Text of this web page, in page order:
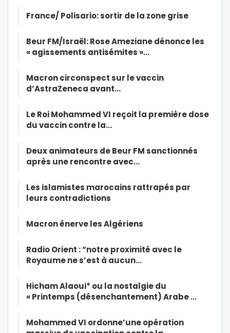
France/ Polisario: sortir de la zone grise
Beur FM/Israël: Rose Ameziane dénonce les
« agissements antisémites »…
Macron circonspect sur le vaccin
d’AstraZeneca avant…
Le Roi Mohammed VI reçoit la première dose
du vaccin contre la…
Deux animateurs de Beur FM sanctionnés
après une rencontre avec…
Les islamistes marocains rattrapés par
leurs contradictions
Macron énerve les Algériens
Radio Orient : “notre proximité avec le
Royaume ne s’est à aucun…
Hicham Alaoui* ou la nostalgie du
« Printemps (désenchantement) Arabe …
Mohammed VI ordonne’une opération